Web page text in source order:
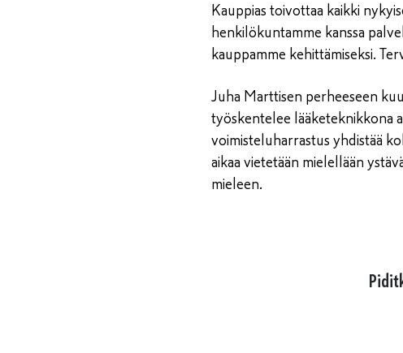
Kauppias toivottaa kaikki
henkilökuntamme kanssa
kauppamme kehittämiseksi.
Juha Marttisen perheeseen
työskentelee lääketeknikkona
voimisteluharrastus yhdistää
aikaa vietetään mielellään
mieleen.